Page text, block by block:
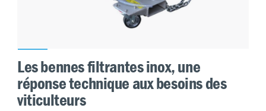
Les bennes filtrantes inox, une
réponse technique aux besoins des
viticulteurs